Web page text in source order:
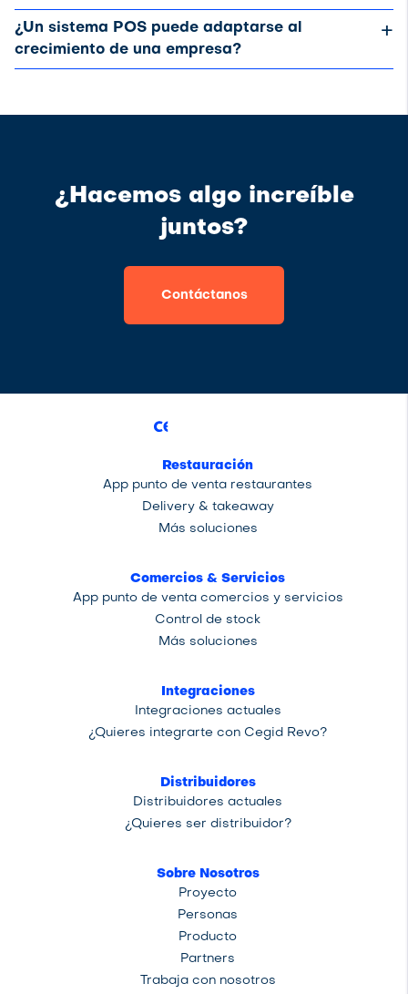
¿Un sistema POS puede adaptarse al
crecimiento de una empresa?
+
¿Hacemos algo increíble
juntos?
Contáctanos
Restauración
App punto de venta restaurantes
Delivery & takeaway
Más soluciones
Comercios & Servicios
App punto de venta comercios y servicios
Control de stock
Más soluciones
Integraciones
Integraciones actuales
¿Quieres integrarte con Cegid Revo?
Distribuidores
Distribuidores actuales
¿Quieres ser distribuidor?
Sobre Nosotros
Proyecto
Personas
Producto
Partners
Trabaja con nosotros